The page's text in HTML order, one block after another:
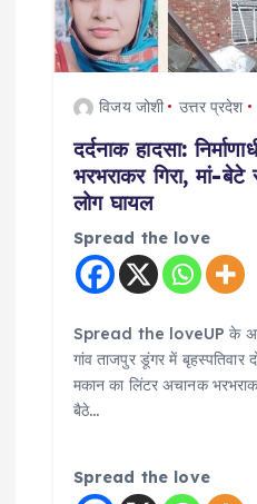
विजय जोशी उत्तर प्रदेश
दर्दनाक हादसा:
भरभराकर गिरा, मां-
लोग घायल
Spread the love
Spread the loveUP के
गांव ताजपुर डूंगर में बृहस्पतिवार
मकान का लिंटर अचानक
बैठे…
Spread the love